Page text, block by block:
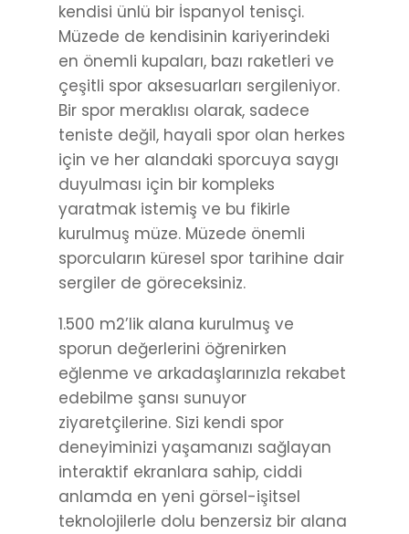
kendisi ünlü bir İspanyol tenisçi.
Müzede de kendisinin kariyerindeki
en önemli kupaları, bazı raketleri ve
çeşitli spor aksesuarları sergileniyor.
Bir spor meraklısı olarak, sadece
teniste değil, hayali spor olan herkes
için ve her alandaki sporcuya saygı
duyulması için bir kompleks
yaratmak istemiş ve bu fikirle
kurulmuş müze. Müzede önemli
sporcuların küresel spor tarihine dair
sergiler de göreceksiniz.
1.500 m2’lik alana kurulmuş ve
sporun değerlerini öğrenirken
eğlenme ve arkadaşlarınızla rekabet
edebilme şansı sunuyor
ziyaretçilerine. Sizi kendi spor
deneyiminizi yaşamanızı sağlayan
interaktif ekranlara sahip, ciddi
anlamda en yeni görsel-işitsel
teknolojilerle dolu benzersiz bir alana